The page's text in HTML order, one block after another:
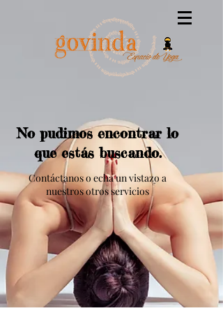
No pudimos encontrar lo
que estás buscando.
Contáctanos o echa un vistazo a
nuestros otros servicios